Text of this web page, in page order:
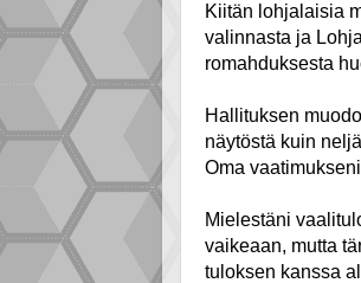
Kiitän lohjalaisia
valinnasta ja
romahduksesta
Hallituksen
näytöstä kuin
Oma
Mielestäni
vaikeaan, mutta
tuloksen kanssa